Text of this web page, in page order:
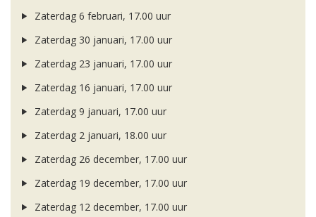
Zaterdag 6 februari, 17.00 uur
Zaterdag 30 januari, 17.00 uur
Zaterdag 23 januari, 17.00 uur
Zaterdag 16 januari, 17.00 uur
Zaterdag 9 januari, 17.00 uur
Zaterdag 2 januari, 18.00 uur
Zaterdag 26 december, 17.00 uur
Zaterdag 19 december, 17.00 uur
Zaterdag 12 december, 17.00 uur